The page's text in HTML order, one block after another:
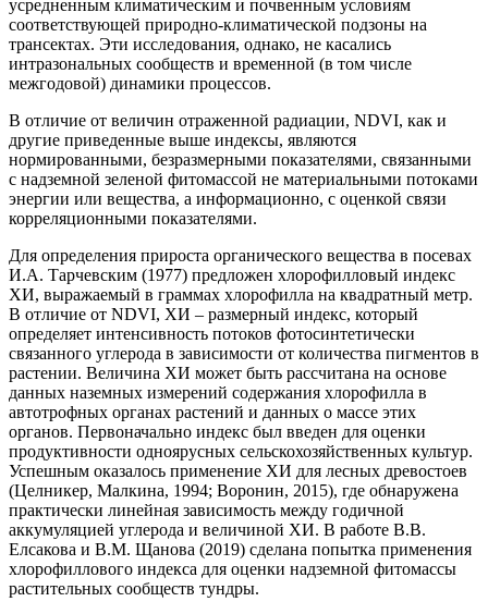
усредненным климатическим и почвенным условиям
соответствующей природно-климатической подзоны на
трансектах. Эти исследования, однако, не касались
интразональных сообществ и временной (в том числе
межгодовой) динамики процессов.
В отличие от величин отраженной радиации, NDVI, как и
другие приведенные выше индексы, являются
нормированными, безразмерными показателями, связанными
с надземной зеленой фитомассой не материальными потоками
энергии или вещества, а информационно, с оценкой связи
корреляционными показателями.
Для определения прироста органического вещества в посевах
И.А. Тарчевским (1977) предложен хлорофилловый индекс
ХИ, выражаемый в граммах хлорофилла на квадратный метр.
В отличие от NDVI, ХИ – размерный индекс, который
определяет интенсивность потоков фотосинтетически
связанного углерода в зависимости от количества пигментов в
растении. Величина ХИ может быть рассчитана на основе
данных наземных измерений содержания хлорофилла в
автотрофных органах растений и данных о массе этих
органов. Первоначально индекс был введен для оценки
продуктивности одноярусных сельскохозяйственных культур.
Успешным оказалось применение ХИ для лесных древостоев
(Целникер, Малкина, 1994; Воронин, 2015), где обнаружена
практически линейная зависимость между годичной
аккумуляцией углерода и величиной ХИ. В работе В.В.
Елсакова и В.М. Щанова (2019) сделана попытка применения
хлорофиллового индекса для оценки надземной фитомассы
растительных сообществ тундры.